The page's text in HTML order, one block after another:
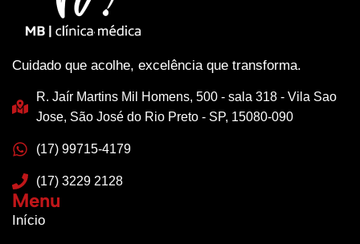
Cuidado que acolhe, excelência que transforma.
R. Jaír Martins Mil Homens, 500 - sala 318 - Vila Sao
Jose, São José do Rio Preto - SP, 15080-090
(17) 99715-4179
(17) 3229 2128
Menu
Início